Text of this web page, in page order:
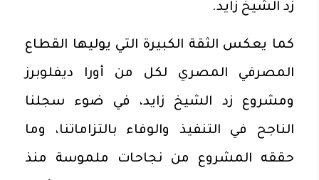
زد الشيخ زايد.
كما يعكس الثقة الكبيرة التي يوليها القطاع
المصرفي المصري لكل من أورا ديفلوبرز
ومشروع زد الشيخ زايد، في ضوء سجلنا
الناجح في التنفيذ والوفاء بالتزاماتنا، وما
حققه المشروع من نجاحات ملموسة منذ